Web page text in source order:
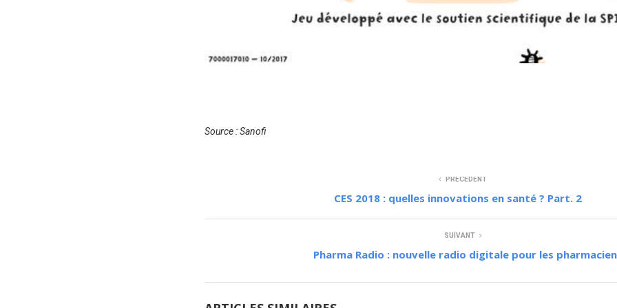
Source : Sanofi
PRÉCÉDENT
CES 2018 : quelles innovations en santé ? Part. 2
SUIVANT
Pharma Radio : nouvelle radio digitale pour les